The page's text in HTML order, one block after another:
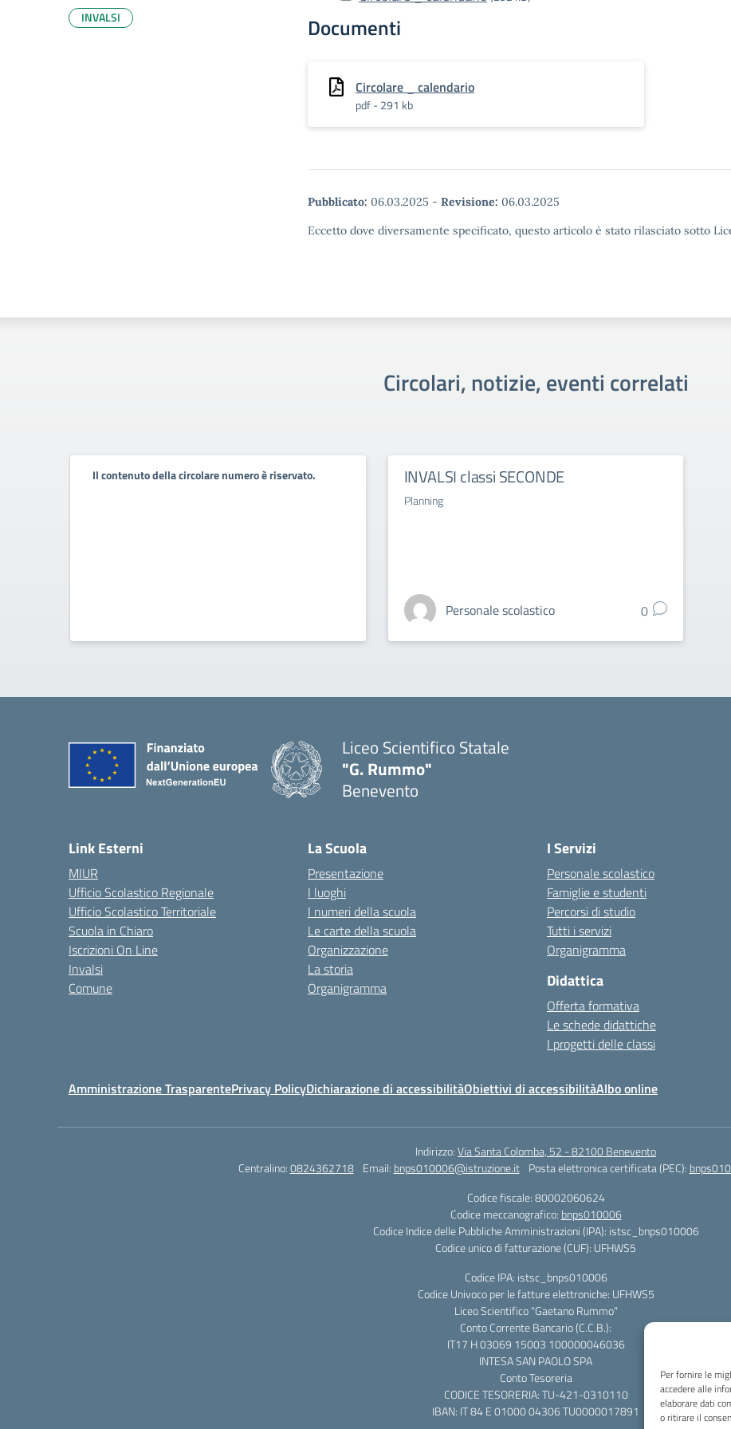
Per fornire le
accedere alle
elaborare dati
o ritirare il
Documenti
Circolare _ calendario
pdf - 291 kb
Pubblicato: 06.03.2025 - Revisione: 06.03.2025
Eccetto dove diversamente specificato, questo articolo è stato rilasciato sotto
INVALSI
Circolari, notizie, eventi correlati
Il contenuto della circolare numero è riservato. INVALSI classi SECONDE
Planning
Personale scolastico 0
Liceo Scientifico Statale
"G. Rummo"
Benevento
Link Esterni
MIUR
Ufficio Scolastico Regionale
Ufficio Scolastico Territoriale
Scuola in Chiaro
Iscrizioni On Line
Invalsi
Comune
La Scuola
Presentazione
I luoghi
I numeri della scuola
Le carte della scuola
Organizzazione
La storia
Organigramma
I Servizi
Personale scolastico
Famiglie e studenti
Percorsi di studio
Tutti i servizi
Organigramma
Didattica
Offerta formativa
Le schede didattiche
I progetti delle classi
Amministrazione TrasparentePrivacy PolicyDichiarazione di accessibilitàObiettivi di accessibilitàAlbo online
Indirizzo:Via Santa Colomba, 52 - 82100 Benevento
Centralino:0824362718 Email: bnps010006@istruzione.it Posta elettronica certificata (PEC):
Codice fiscale: 80002060624
Codice meccanografico: bnps010006
Codice Indice delle Pubbliche Amministrazioni (IPA): istsc_bnps010006
Codice unico di fatturazione (CUF): UFHWS5
Codice IPA: istsc_bnps010006
Codice Univoco per le fatture elettroniche: UFHWS5
Liceo Scientifico "Gaetano Rummo"
Conto Corrente Bancario (C.C.B.):
IT17 H 03069 15003 100000046036
INTESA SAN PAOLO SPA
Conto Tesoreria
CODICE TESORERIA: TU-421-0310110
IBAN: IT 84 E 01000 04306 TU0000017891